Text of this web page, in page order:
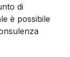
di
è possibile